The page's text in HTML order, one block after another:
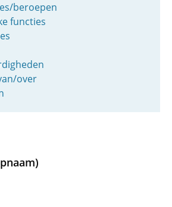
beroepen
functies
over